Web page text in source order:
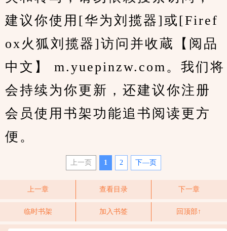
建议你使用[华为刘揽器]或[Firef
ox火狐刘揽器]访问并收蔵【阅品
中文】 m.yuepinzw.com。我们将
会持续为你更新，还建议你注册
会员使用书架功能追书阅读更方
便。
上一页 1 2 下—页
上一章 查看目录 下一章
临时书架 加入书签 回顶部↑